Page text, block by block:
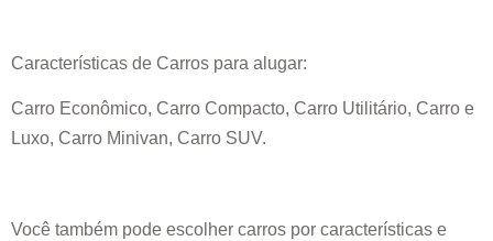
Características de Carros para alugar:
Carro Econômico, Carro Compacto, Carro Utilitário, Carro e
Luxo, Carro Minivan, Carro SUV.
Você também pode escolher carros por características e